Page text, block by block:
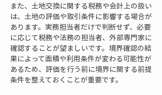
また、土地交換に関する税務や会計上の扱い
は、土地の評価や取引条件に影響する場合が
あります。実務担当者だけで判断せず、必要
に応じて税務や法務の担当者、外部専門家に
確認することが望ましいです。境界確認の結
果によって面積や利用条件が変わる可能性が
あるため、評価を行う前に境界に関する前提
条件を整えておくことが重要です。